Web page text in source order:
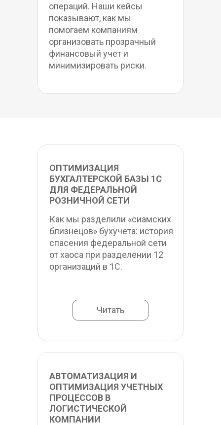
операций. Наши кейсы
показывают, как мы
помогаем компаниям
организовать прозрачный
финансовый учет и
минимизировать риски.
Читать
ОПТИМИЗАЦИЯ
БУХГАЛТЕРСКОЙ БАЗЫ 1С
ДЛЯ ФЕДЕРАЛЬНОЙ
РОЗНИЧНОЙ СЕТИ
Как мы разделили «сиамских
близнецов» бухучета: история
спасения федеральной сети
от хаоса при разделении 12
организаций в 1С.
АВТОМАТИЗАЦИЯ И
ОПТИМИЗАЦИЯ УЧЕТНЫХ
ПРОЦЕССОВ В
ЛОГИСТИЧЕСКОЙ
КОМПАНИИ